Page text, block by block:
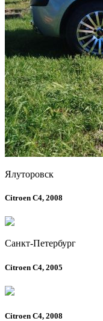
Ялуторовск
Citroen C4, 2008
Санкт-Петербург
Citroen C4, 2005
Citroen C4, 2008